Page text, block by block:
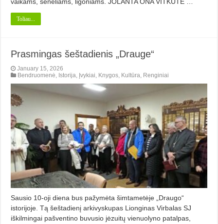
Toliau...
Prasmingas šeštadienis „Drauge“
January 15, 2026
Bendruomenė, Istorija, Įvykiai, Knygos, Kultūra, Renginiai
Sausio 10-oji diena bus pažymėta šimtametėje „Draugo“
istorijoje. Tą šeštadienį arkivyskupas Lionginas Virbalas SJ
iškilmingai pašventino buvusio jėzuitų vienuolyno patalpas,